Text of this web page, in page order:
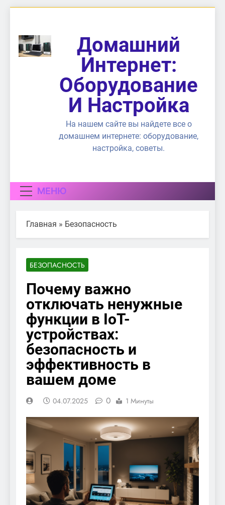
содержимому
Домашний
Интернет:
Оборудование
И Настройка
На нашем сайте вы найдете все о
домашнем интернете: оборудование,
настройка, советы.
МЕНЮ
Главная » Безопасность
БЕЗОПАСНОСТЬ
Почему важно
отключать ненужные
функции в IoT-
устройствах:
безопасность и
эффективность в
вашем доме
04.07.2025 0 1 Минуты